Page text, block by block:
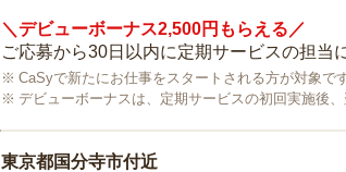
＼デビューボーナス2,500円もらえる／
ご応募から30日以内に定期サービスの担当
CaSyで新たにお仕事をスタートされる方が対象で
デビューボーナスは、定期サービスの初回実施後
東京都国分寺市付近